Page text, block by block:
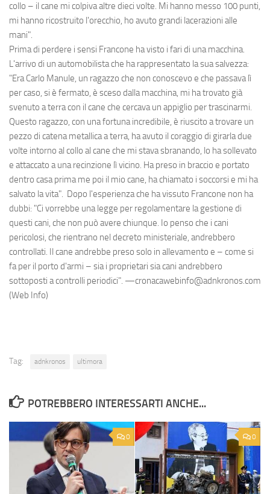
collo – il cane mi colpiva altre dieci volte. Mi hanno messo 100 punti,
mi hanno ricostruito l'orecchio, ho avuto grandi lacerazioni alle
mani".
Prima di perdere i sensi Francone ha visto i fari di una macchina.
L'arrivo di un automobilista che ha rappresentato la sua salvezza:
"Era Carlo Manule, un ragazzo che non conoscevo e che passava lì
per caso, si è fermato, è sceso dalla macchina, mi ha trovato già
svenuto a terra con il cane che cercava un appiglio per trascinarmi.
Questo ragazzo, con una fortuna incredibile, è riuscito a trovare un
pezzo di catena metallica a terra, ha avuto il coraggio di girarla due
volte intorno al collo al cane che mi stava sbranando, lo ha sollevato
e attaccato a una recinzione lì vicino. Ha preso in braccio e portato
dentro casa prima me poi il mio cane, ha chiamato i soccorsi e mi ha
salvato la vita". Dopo l'esperienza che ha vissuto Francone non ha
dubbi: "Ci vorrebbe una legge per regolamentare la gestione di
questi cani, che non può avere chiunque. Io penso che i cani
pericolosi, che rientrano nel decreto ministeriale, andrebbero
controllati. Il cane andrebbe preso solo in allevamento e – come si
fa per il porto d'armi – sia i proprietari sia cani andrebbero
sottoposti a controlli periodici". —cronacawebinfo@adnkronos.com
(Web Info)
Tag: adnkronos ultimora
POTREBBERO INTERESSARTI ANCHE...
0 0